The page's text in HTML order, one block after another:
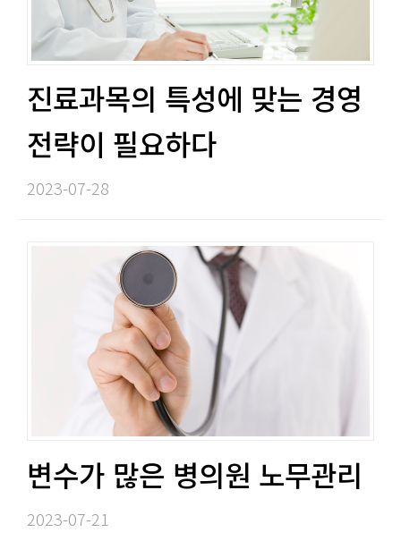
진료과목의 특성에 맞는 경영
전략이 필요하다​​
2023-07-28​
변수가 많은 병의원 노무관리​​
2023-07-21​